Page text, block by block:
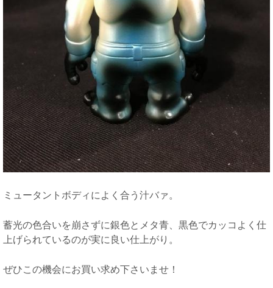
ミュータントボディによく合う汁バァ。
蓄光の色合いを崩さずに銀色とメタ青、黒色でカッコよく仕
上げられているのが実に良い仕上がり。
ぜひこの機会にお買い求め下さいませ！